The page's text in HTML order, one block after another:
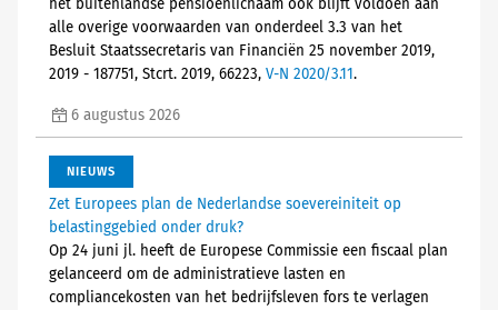
het buitenlandse pensioenlichaam ook blijft voldoen aan
alle overige voorwaarden van onderdeel 3.3 van het
Besluit Staatssecretaris van Financiën 25 november 2019,
2019 - 187751, Stcrt. 2019, 66223, V-N 2020/3.11.
6 augustus 2026
NIEUWS
Zet Europees plan de Nederlandse soevereiniteit op
belastinggebied onder druk?
Op 24 juni jl. heeft de Europese Commissie een fiscaal plan
gelanceerd om de administratieve lasten en
compliancekosten van het bedrijfsleven fors te verlagen